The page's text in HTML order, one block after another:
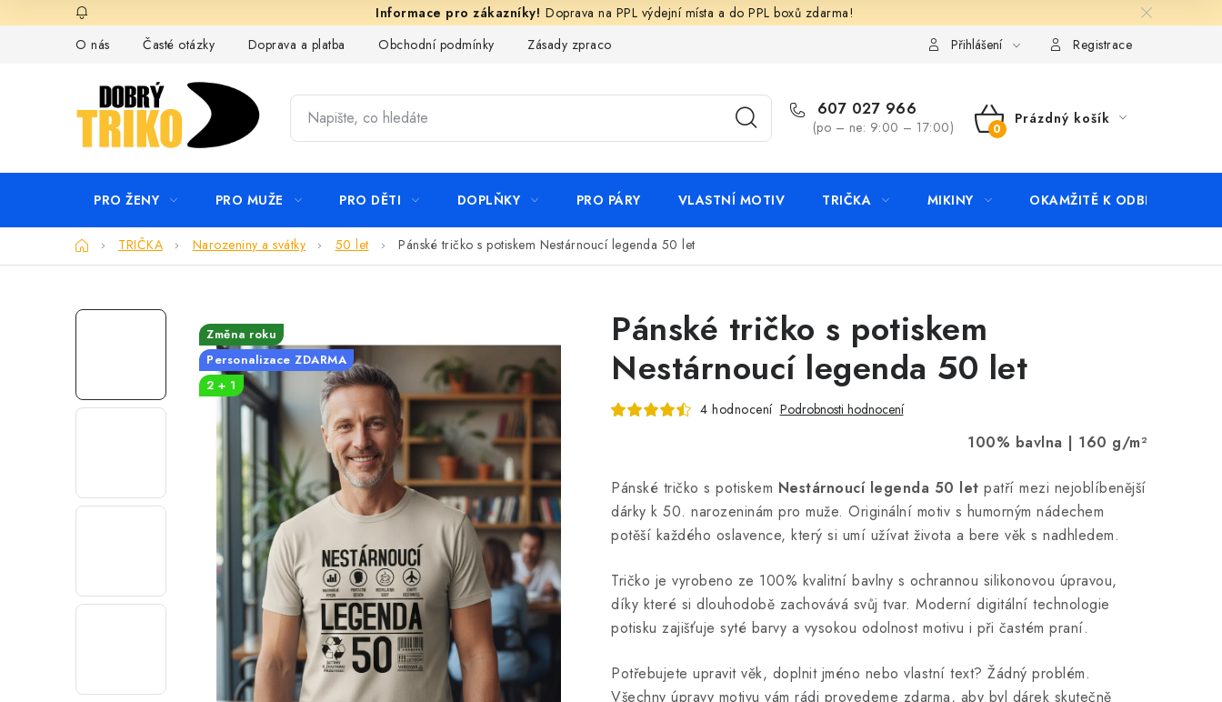
na
Doprava na PPL výdejní místa a do PPL boxů zdarma!
O nás
Časté otázky Doprava a platba Obchodní podmínky Zásady zpracování ochrany osobních údajů KontaktyPřihlášení Registrace
607 027 966
(po – ne: 9:00 – 17:00)
NÁKUPNÍ
Prázdný košík
PRO ŽENY PRO MUŽE PRO DĚTI DOPLŇKY PRO PÁRY VLASTNÍ MOTIV TRIČKA MIKINY OKAMŽITĚ K ODBĚRU
DomůTRIČKA Narozeniny a svátky 50 let Pánské tričko s potiskem Nestárnoucí legenda 50 let
Pánské tričko s potiskem
Nestárnoucí legenda 50 let
4 hodnocení Podrobnosti hodnocení
100% bavlna | 160 g/m²
Pánské tričko s potiskem Nestárnoucí legenda 50 let patří mezi nejoblíbenější
dárky k 50. narozeninám pro muže. Originální motiv s humorným nádechem
potěší každého oslavence, který si umí užívat života a bere věk s nadhledem.
Tričko je vyrobeno ze 100% kvalitní bavlny s ochrannou silikonovou úpravou,
díky které si dlouhodobě zachovává svůj tvar. Moderní digitální technologie
potisku zajišťuje syté barvy a vysokou odolnost motivu i při častém praní.
Potřebujete upravit věk, doplnit jméno nebo vlastní text? Žádný problém.
Všechny úpravy motivu vám rádi provedeme zdarma, aby byl dárek skutečně
Změna roku
Personalizace ZDARMA
2 + 1